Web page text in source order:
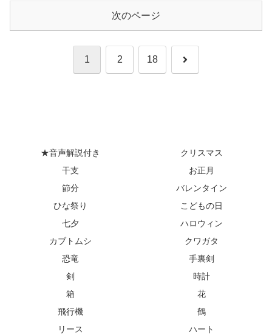
次のページ
1 2 18 次
★音声解説付き
クリスマス
干支
お正月
節分
バレンタイン
ひな祭り
こどもの日
七夕
ハロウィン
カブトムシ
クワガタ
恐竜
手裏剣
剣
時計
箱
花
飛行機
鶴
リース
ハート